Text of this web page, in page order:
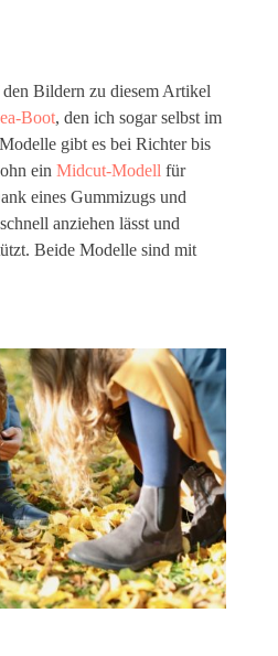
Bildern zu diesem Artikel
Boot, den ich sogar selbst im
gibt es bei Richter bis
einMidcut-Modell für
eines Gummizugs und
anziehen lässt und
Beide Modelle sind mit